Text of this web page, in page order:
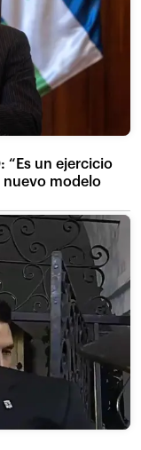
“Es un ejercicio
nuevo modelo